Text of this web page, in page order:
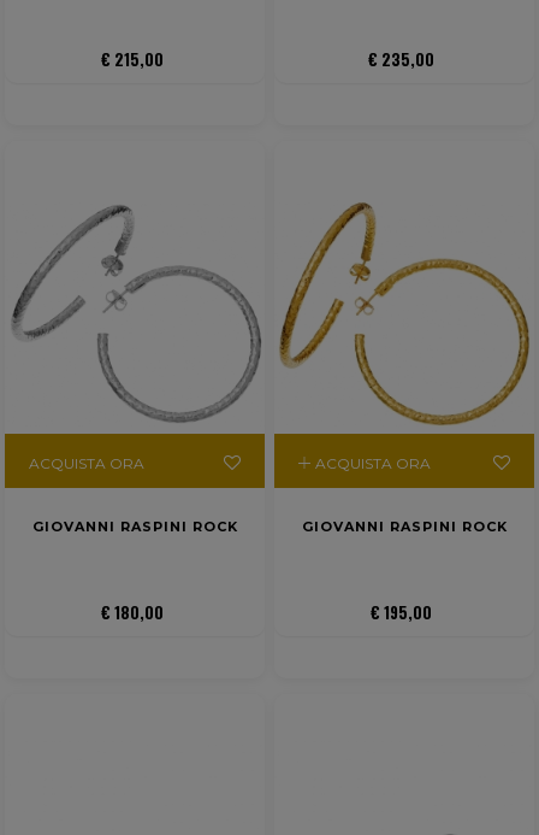
€ 215,00 € 235,00
ACQUISTA ORA
GIOVANNI RASPINI ROCK
€ 180,00
ACQUISTA ORA
GIOVANNI RASPINI ROCK
€ 195,00